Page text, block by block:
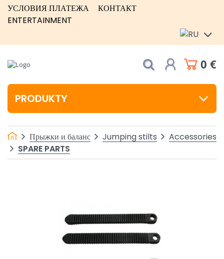
УСЛОВИЯ ПЛАТЕЖА
КОНТАКТ
ENTERTAINMENT
0 €
PRODUKTY
Прыжки и баланс Jumping stilts
Accessories
SPARE PARTS